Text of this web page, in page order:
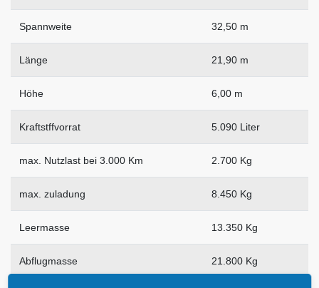
Spannweite 32,50 m
Länge 21,90 m
Höhe 6,00 m
Kraftstffvorrat 5.090 Liter
max. Nutzlast bei 3.000 Km 2.700 Kg
max. zuladung 8.450 Kg
Leermasse 13.350 Kg
Abflugmasse 21.800 Kg